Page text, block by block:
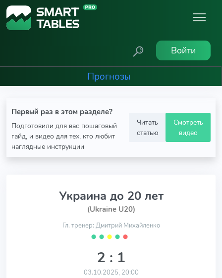
Войти
Прогнозы
Первый раз в этом разделе?
Подготовили для вас пошаговый
гайд, и видео для тех, кто любит
наглядные инструкции
Читать
статью
Смотреть
видео
Украина до 20 лет
(Ukraine U20)
Гл. тренер: Дмитрий Михайленко
⬤ ⬤ ⬤ ⬤ ⬤
2 : 1
03.10.2025, 20:00